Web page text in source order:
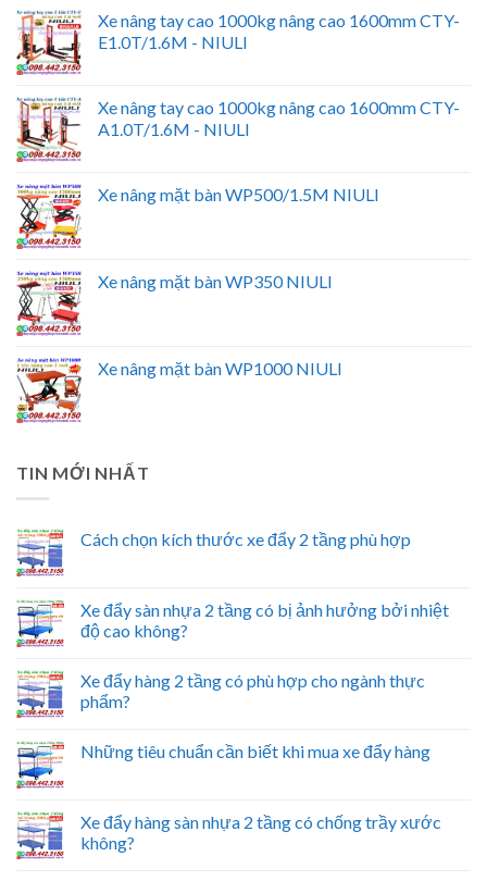
Xe nâng tay cao 1000kg nâng cao 1600mm CTY-
E1.0T/1.6M - NIULI
Xe nâng tay cao 1000kg nâng cao 1600mm CTY-
A1.0T/1.6M - NIULI
Xe nâng mặt bàn WP500/1.5M NIULI
Xe nâng mặt bàn WP350 NIULI
Xe nâng mặt bàn WP1000 NIULI
TIN MỚI NHẤT
Cách chọn kích thước xe đẩy 2 tầng phù hợp
Xe đẩy sàn nhựa 2 tầng có bị ảnh hưởng bởi nhiệt
độ cao không?
Xe đẩy hàng 2 tầng có phù hợp cho ngành thực
phẩm?
Những tiêu chuẩn cần biết khi mua xe đẩy hàng
Xe đẩy hàng sàn nhựa 2 tầng có chống trầy xước
không?